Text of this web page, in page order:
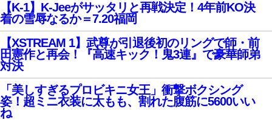
【K-1】K-Jeeがサッタリと再戦決定！4年前KO決
着の雪辱なるか＝7.20福岡
【XSTREAM 1】武尊が引退後初のリングで師・前
田憲作と再会！『高速キック！鬼3連』で豪華師弟
対決
「美しすぎるプロビキニ女王」衝撃ボクシング
姿！超ミニ衣装に太もも、割れた腹筋に5600いい
ね